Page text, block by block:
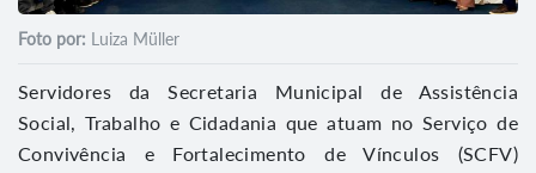
Foto por: Luiza Müller
Servidores da Secretaria Municipal de Assistência
Social, Trabalho e Cidadania que atuam no Serviço de
Convivência e Fortalecimento de Vínculos (SCFV)